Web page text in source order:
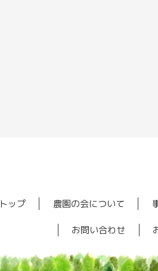
トップ 農園の会について
お問い合わせ